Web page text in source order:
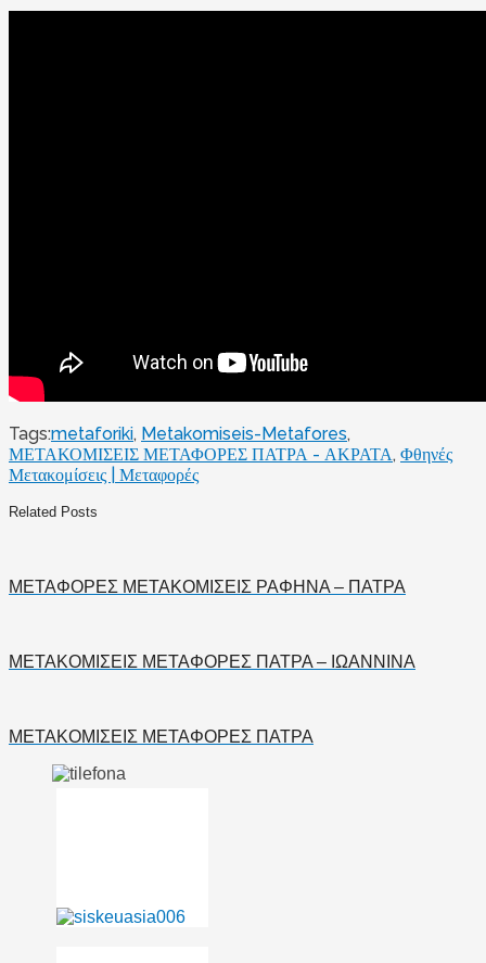
Tags:metaforiki, Metakomiseis-Metafores,
ΜΕΤΑΚΟΜΙΣΕΙΣ ΜΕΤΑΦΟΡΕΣ ΠΑΤΡΑ - ΑΚΡΑΤΑ, Φθηνές
Μετακομίσεις | Μεταφορές
Related Posts
ΜΕΤΑΦΟΡΕΣ ΜΕΤΑΚΟΜΙΣΕΙΣ ΡΑΦΗΝΑ – ΠΑΤΡΑ
ΜΕΤΑΚΟΜΙΣΕΙΣ ΜΕΤΑΦΟΡΕΣ ΠΑΤΡΑ – ΙΩΑΝΝΙΝΑ
ΜΕΤΑΚΟΜΙΣΕΙΣ ΜΕΤΑΦΟΡΕΣ ΠΑΤΡΑ